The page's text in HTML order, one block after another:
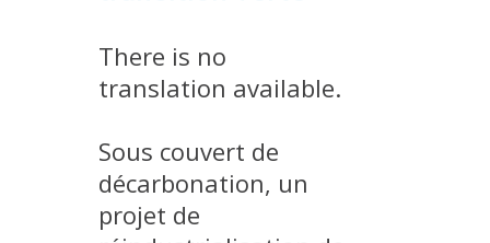
METHODS AND TOOLS
PUBLICATIONS SUR HAL
There is no
translation available.
Sous couvert de
décarbonation, un
projet de